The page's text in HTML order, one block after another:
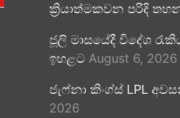
ක්‍රියාත්මකවන පරිදි
ජූලි මාසයේදී විදේශ
ඉහළට August 6, 2026
ජැෆ්නා කිංග්ස් LPL
2026